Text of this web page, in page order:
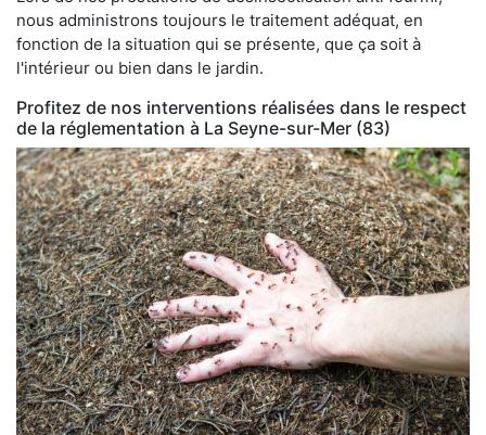
nous administrons toujours le traitement adéquat, en
fonction de la situation qui se présente, que ça soit à
l'intérieur ou bien dans le jardin.
Profitez de nos interventions réalisées dans le respect
de la réglementation à La Seyne-sur-Mer (83)